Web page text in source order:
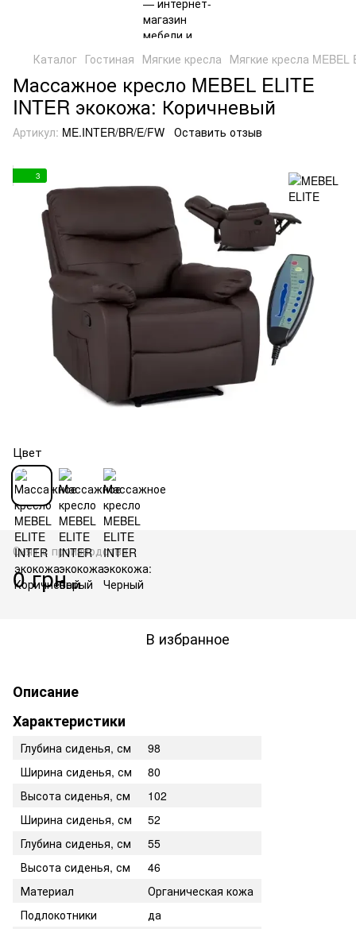
Каталог Гостиная Мягкие кресла Мягкие кресла MEBEL
Массажное кресло MEBEL ELITE
INTER экокожа: Коричневый
Артикул: ME.INTER/BR/E/FW Оставить отзыв
3
Цвет
Снят с производства
0 грн
В избранное
Описание
Характеристики
Глубина сиденья, см
98
Ширина сиденья, см
80
Высота сиденья, см
102
Ширина сиденья, см
52
Глубина сиденья, см
55
Высота сиденья, см
46
Материал
Органическая кожа
Подлокотники
да